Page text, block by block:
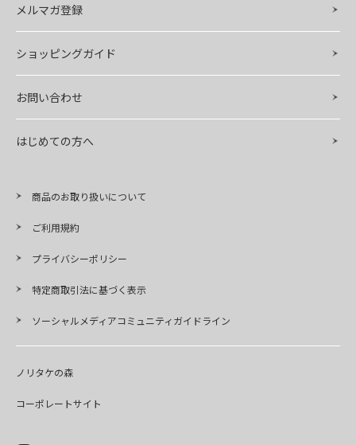
メルマガ登録
ショッピングガイド
お問い合わせ
はじめての方へ
商品のお取り扱いについて
ご利用規約
プライバシーポリシー
特定商取引法に基づく表示
ソーシャルメディアコミュニティガイドライン
ノリタケの森
コーポレートサイト